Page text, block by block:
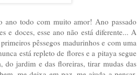
ano todo com muito amor! Ano passado
e doces, esse ano não está diferente... A
pêssegos madurinhos e com uma
está repleto de flores e a pitaya segue
do jardim e das floreiras, tirar mudas das